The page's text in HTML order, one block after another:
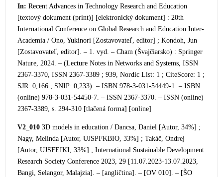
In: Recent Advances in Technology Research and Education
[textový dokument (print)] [elektronický dokument] : 20th
International Conference on Global Research and Education Inter-
Academia / Ono, Yukinori [Zostavovateľ, editor] ; Kondoh, Jun
[Zostavovateľ, editor]. – 1. vyd. – Cham (Švajčiarsko) : Springer
Nature, 2024. – (Lecture Notes in Networks and Systems, ISSN
2367-3370, ISSN 2367-3389 ; 939, Nordic List: 1 ; CiteScore: 1 ;
SJR: 0,166 ; SNIP: 0,233). – ISBN 978-3-031-54449-1. – ISBN
(online) 978-3-031-54450-7. – ISSN 2367-3370. – ISSN (online)
2367-3389, s. 294-310 [tlačená forma] [online]
V2_010 3D models in education / Dancsa, Daniel [Autor, 34%] ;
Nagy, Melinda [Autor, UJSPFKBIO, 33%] ; Takáč, Ondrej
[Autor, UJSFEIKI, 33%] ; International Sustainable Development
Research Society Conference 2023, 29 [11.07.2023-13.07.2023,
Bangi, Selangor, Malajzia]. – [angličtina]. – [OV 010]. – [ŠO